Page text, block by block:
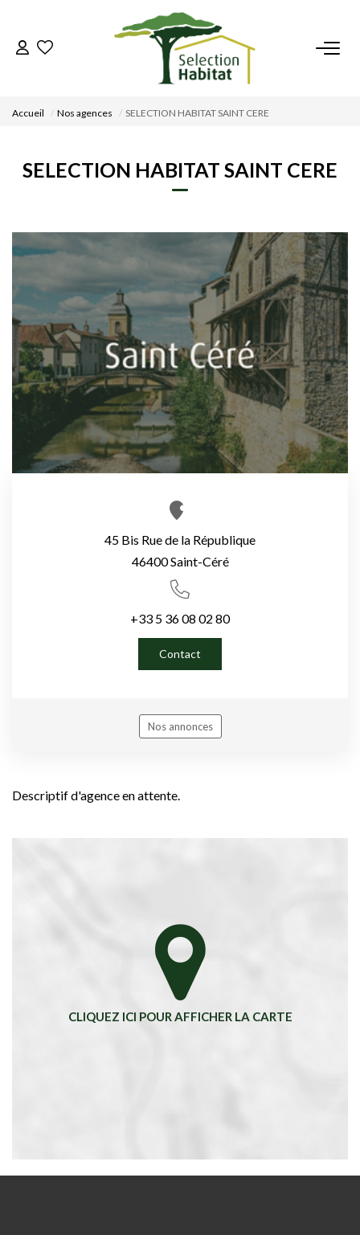
ACCUEIL
VENDRE UN BIEN
NOUS REJOINDRE
CONTACT
EN
Accueil Nos agences SELECTION HABITAT SAINT CERE
SELECTION HABITAT SAINT CERE
45 Bis Rue de la République
46400 Saint-Céré
+33 5 36 08 02 80
Contact
Nos annonces
Descriptif d'agence en attente.